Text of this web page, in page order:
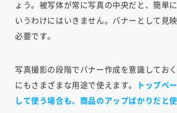
ょう。被写体が常に写真の中央だと、簡単
いうわけにはいきません。バナーとして見
必要です。
写真撮影の段階でバナー作成を意識してお
にもさまざまな用途で使えます。
トップペ
して使う場合も、商品のアップばかりだと